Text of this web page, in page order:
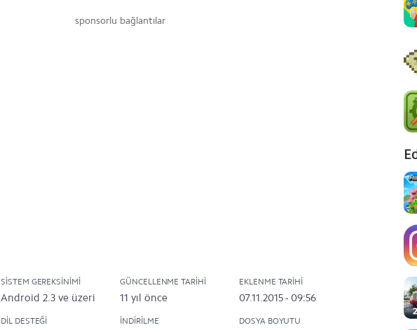
sponsorlu bağlantılar
SISTEM GEREKSINIMI
Android 2.3 ve üzeri
GÜNCELLENME TARIHI
11 yıl önce
EKLENME TARIHI
07.11.2015 - 09:56
DIL DESTEĞI İNDIRILME DOSYA BOYUTU